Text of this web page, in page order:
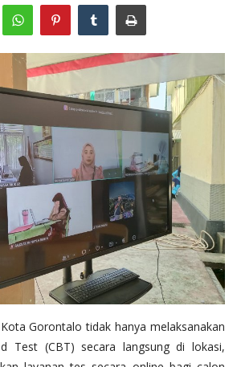
Gorontalo tidak hanya melaksanakan
Test (CBT) secara langsung di lokasi,